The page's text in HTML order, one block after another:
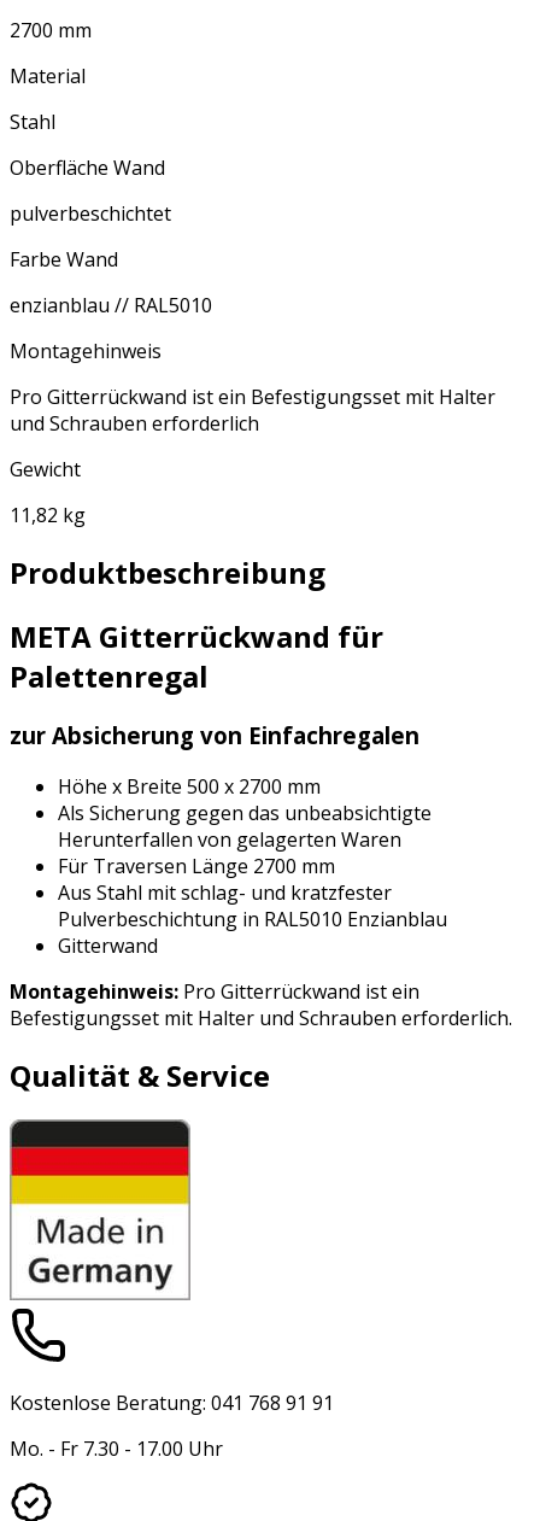
2700 mm
Material
Stahl
Oberfläche Wand
pulverbeschichtet
Farbe Wand
enzianblau // RAL5010
Montagehinweis
Pro Gitterrückwand ist ein Befestigungsset mit Halter
und Schrauben erforderlich
Gewicht
11,82 kg
Produktbeschreibung
META Gitterrückwand für
Palettenregal
zur Absicherung von Einfachregalen
Höhe x Breite 500 x 2700 mm
Als Sicherung gegen das unbeabsichtigte
Herunterfallen von gelagerten Waren
Für Traversen Länge 2700 mm
Aus Stahl mit schlag- und kratzfester
Pulverbeschichtung in RAL5010 Enzianblau
Gitterwand
Montagehinweis: Pro Gitterrückwand ist ein
Befestigungsset mit Halter und Schrauben erforderlich.
Qualität & Service
Kostenlose Beratung: 041 768 91 91
Mo. - Fr 7.30 - 17.00 Uhr